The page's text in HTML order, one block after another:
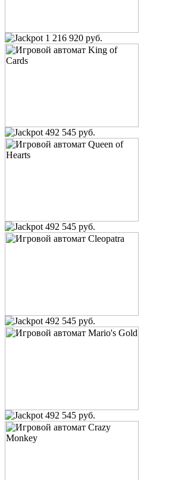
1 216 920 руб.
492 545 руб.
492 545 руб.
492 545 руб.
492 545 руб.